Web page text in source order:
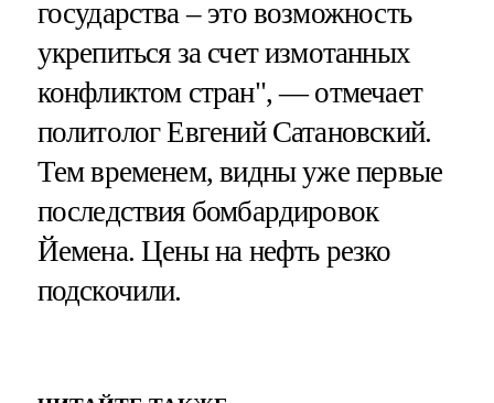
государства – это возможность
укрепиться за счет измотанных
конфликтом стран", — отмечает
политолог Евгений Сатановский.
Тем временем, видны уже первые
последствия бомбардировок
Йемена. Цены на нефть резко
подскочили.